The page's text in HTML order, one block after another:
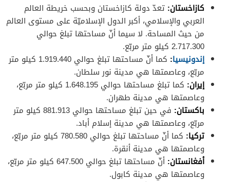
كازاخستان: تعدّ دولة كازاخستان وبحسب خريطة العالم
العربي والإسلامي، أكبر الدول الإسلاميّة على مستوى العالم
من حيث المساحة. لا سيما أنّ مساحتها تبلغ حوالي
2.717.300 كيلو متر مربّع.
إندونيسيا:
كما أنّ مساحتها تبلغ حوالي 1.919.440 كيلو متر
مربّع، وعاصمتها هي مدينة نور سلطان.
إيران:
كما تبلغ مساحتها حوالي 1.648.195 كيلو متر مربّع،
وعاصمتها هي مدينة طهران.
باكستان:
في حين تبلغ مساحتها حوالي 881.913 كيلو متر
مربّع، وعاصمتها هي مدينة إسلام أباد.
تركيا:
كما أنّ مساحتها تبلغ حوالي 780.580 كيلو متر مربّع،
وعاصمتها هي مدينة أنقرة.
أفغانستان:
أنّ مساحتها تبلغ حوالي 647.500 كيلو متر مربّع،
وعاصمتها هي مدينة كابول.